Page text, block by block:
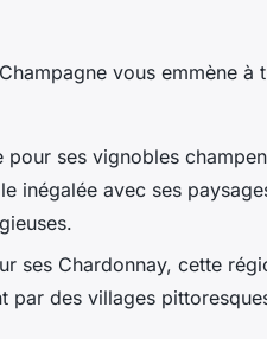
vous emmène à
pour ses vignobles
inégalée avec ses
ses Chardonnay, cette
par des villages